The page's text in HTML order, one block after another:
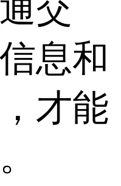
交
息和
才能